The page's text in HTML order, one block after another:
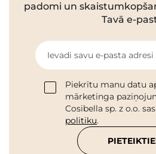
padomi un
Tavā e-
Ievadi savu e-pasta adresi
Piekrītu manu datu
mārketinga
Cosibella sp. z o.o.
politiku.